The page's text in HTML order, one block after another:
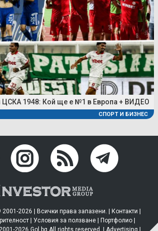
ЦСКА 1948: Кой ще е №1 в Европа + ВИДЕО
СПОРТ И БИЗНЕС
2026 | Всички права запазени. | Контакти
| Условия за ползване| Портфолио|